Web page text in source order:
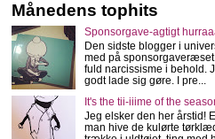
Månedens tophits
Sponsorgave-agtigt
Den sidste blogger i
med på sponsorgaveræset
fuld narcissisme i behold.
godt lade sig gøre. I pre...
It's the tii-iiime of the
Jeg elsker den her årstid!
man hive de kulørte